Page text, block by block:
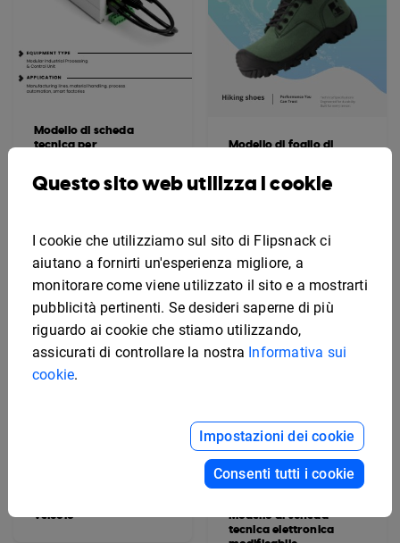
Modello di scheda
tecnica per
veicolo
Modello di foglio di
progettazione
modificabile
Modello di scheda
tecnica elettronica
Questo sito web utilizza i cookie
I cookie che utilizziamo sul sito di Flipsnack ci
aiutano a fornirti un'esperienza migliore, a
monitorare come viene utilizzato il sito e a mostrarti
pubblicità pertinenti. Se desideri saperne di più
riguardo ai cookie che stiamo utilizzando,
assicurati di controllare la nostra Informativa sui
cookie.
Impostazioni dei cookie
Consenti tutti i cookie